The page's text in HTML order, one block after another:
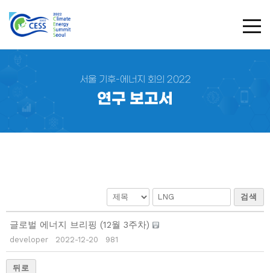
서울 기후-에너지 회의 2022
연구 보고서
검색
글로벌 에너지 브리핑 (12월 3주차)
developer 2022-12-20 981
뒤로